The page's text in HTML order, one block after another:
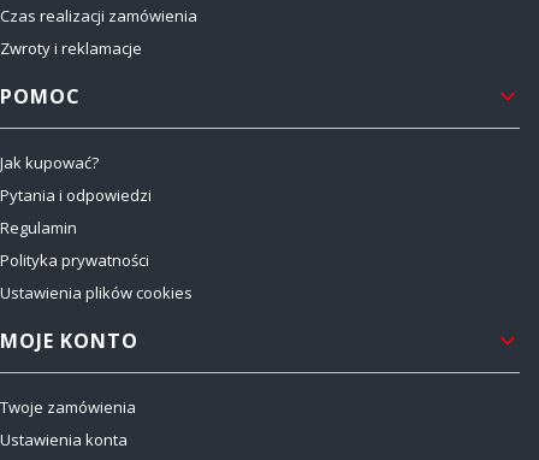
Czas realizacji zamówienia
Zwroty i reklamacje
POMOC
Jak kupować?
Pytania i odpowiedzi
Regulamin
Polityka prywatności
Ustawienia plików cookies
MOJE KONTO
Twoje zamówienia
Ustawienia konta